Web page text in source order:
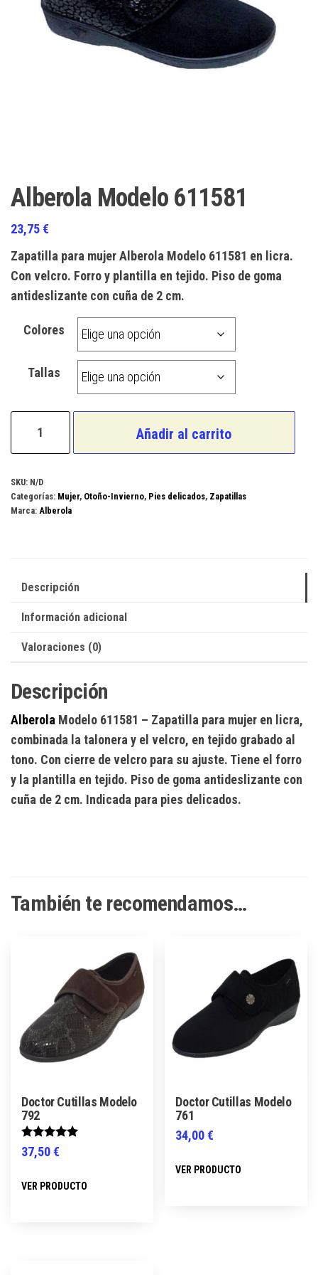
Alberola Modelo 611581
23,75€
Zapatilla para mujer Alberola Modelo 611581 en licra.
Con velcro. Forro y plantilla en tejido. Piso de goma
antideslizante con cuña de 2 cm.
Colores
Tallas
Modelo
cantidad
Añadir al carrito
SKU: N/D
Categorías: Mujer, Otoño-Invierno, Pies delicados, Zapatillas
Marca: Alberola
Descripción
Información adicional
Valoraciones (0)
Descripción
Alberola Modelo 611581 – Zapatilla para mujer en licra,
combinada la talonera y el velcro, en tejido grabado al
tono. Con cierre de velcro para su ajuste. Tiene el forro
y la plantilla en tejido. Piso de goma antideslizante con
cuña de 2 cm. Indicada para pies delicados.
También te recomendamos…
Doctor Cutillas Modelo
792
Valorado
con
de 5
37,50€
VER PRODUCTO
Doctor Cutillas Modelo
761
34,00€
VER PRODUCTO